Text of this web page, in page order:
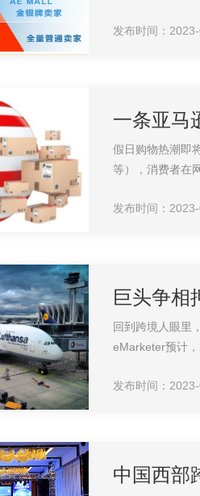
发布时间：
一条亚马
假日购物热潮即
等），消费者在
发布时间：
巨头争相
回到跨境人眼里
eMarketer预计
发布时间：
中国西部